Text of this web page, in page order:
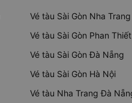
Vé tàu Sài Gòn Nha Trang
Vé tàu Sài Gòn Phan Thiết
Vé tàu Sài Gòn Đà Nẵng
Vé tàu Sài Gòn Hà Nội
Vé tàu Nha Trang Đà